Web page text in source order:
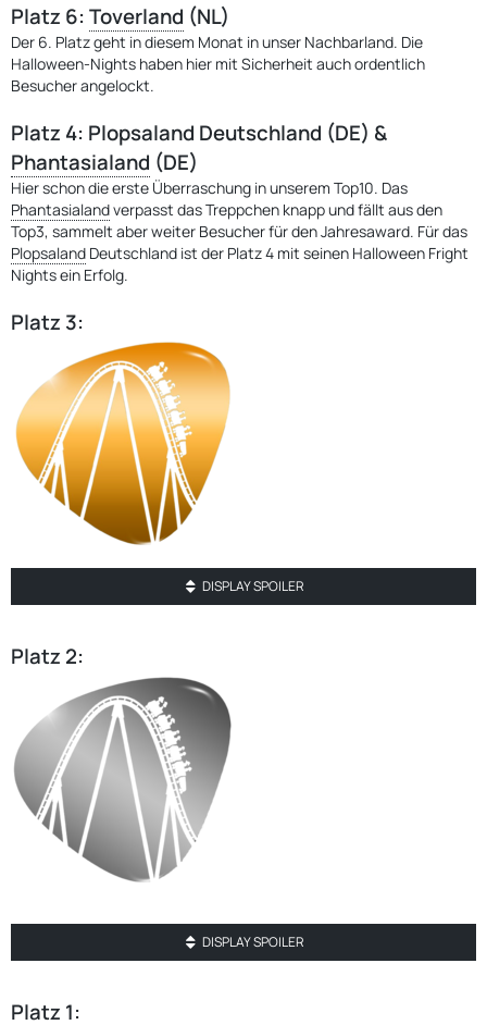
Platz 6:Toverland (NL)
Der 6. Platz geht in diesem Monat in unser Nachbarland. Die
Halloween-Nights haben hier mit Sicherheit auch ordentlich
Besucher angelockt.
Platz 4: Plopsaland Deutschland (DE) &
Phantasialand (DE)
Hier schon die erste Überraschung in unserem Top10. Das
Phantasialandverpasst das Treppchen knapp und fällt aus den
Top3, sammelt aber weiter Besucher für den Jahresaward. Für das
Plopsaland Deutschland ist der Platz 4 mit seinen Halloween Fright
Nights ein Erfolg.
Platz 3:
DISPLAY SPOILER
Platz 2:
DISPLAY SPOILER
Platz 1: